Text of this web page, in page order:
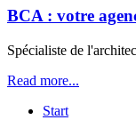
BCA : votre
Spécialiste de
Read more...
Start